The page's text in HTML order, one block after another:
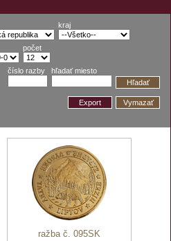
kraj
počet
číslo razby
hľadať miesto
Hľadať
Export Vymazať
ražba č. 095SK